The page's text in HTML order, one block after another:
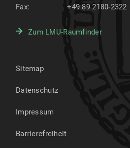
Fax:
+49 89 2180-2322
Zum LMU-Raumfinder
Sitemap
Datenschutz
Impressum
Barrierefreiheit